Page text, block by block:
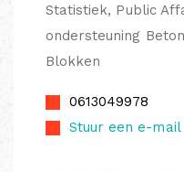
Statistiek, Public
ondersteuning
Blokken
0613049978
Stuur een e-mail